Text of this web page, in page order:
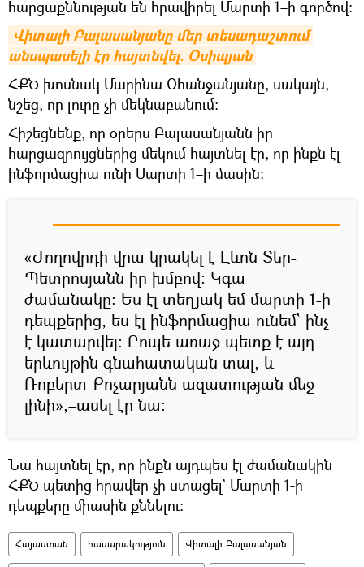
հարցաքննության են հրավիրել Մարտի 1–ի գործով։
Վիտալի Բալասանյանը մեր տեսադաշտում
անսպասելի էր հայտնվել. Օսիպյան
ՀՔԾ խոսնակ Մարինա Օհանջանյանը, սակայն,
նշեց, որ լուրը չի մեկնաբանում։
Հիշեցնենք, որ օրերս Բալասանյանն իր
հարցազրույցներից մեկում հայտնել էր, որ ինքն էլ
ինֆորմացիա ունի Մարտի 1–ի մասին։
«Ժողովրդի վրա կրակել է Լևոն Տեր-
Պետրոսյանն իր խմբով: Կգա
ժամանակը։ Ես էլ տեղյակ եմ մարտի 1-ի
դեպքերից, ես էլ ինֆորմացիա ունեմ՝ ինչ
է կատարվել: Րոպե առաջ պետք է այդ
երևույթին գնահատական տալ, և
Ռոբերտ Քոչարյանն ազատության մեջ
լինի»,–ասել էր նա։
Նա հայտնել էր, որ ինքն այդպես էլ ժամանակին
ՀՔԾ պետից հրավեր չի ստացել` Մարտի 1-ի
դեպքերը միասին քննելու։
Հայաստան հասարակություն Վիտալի Բալասանյան